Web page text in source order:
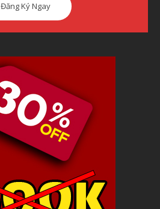
Đăng Ký Ngay